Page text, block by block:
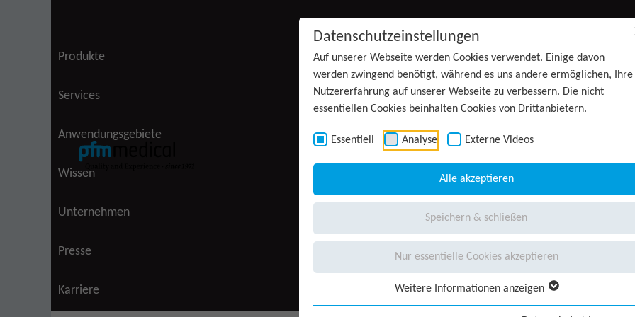
Datenschutzeinstellungen
Auf unserer Webseite werden Cookies verwendet. Einige davon
werden zwingend benötigt, während es uns andere ermöglichen, Ihre
Nutzererfahrung auf unserer Webseite zu verbessern. Die nicht
essentiellen Cookies beinhalten Cookies von Drittanbietern.
Essentiell Analyse Externe Videos
Alle akzeptieren
Speichern & schließen
Nur essentielle Cookies akzeptieren
Weitere Informationen anzeigen
Produkte
Services
Anwendungsgebiete
Wissen
Unternehmen
Presse
Karriere